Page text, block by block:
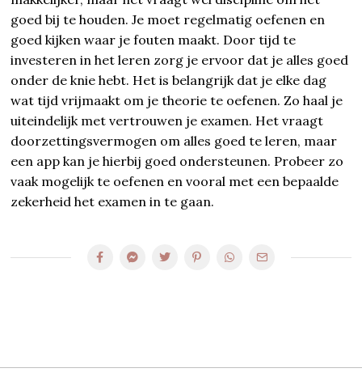
goed bij te houden. Je moet regelmatig oefenen en
goed kijken waar je fouten maakt. Door tijd te
investeren in het leren zorg je ervoor dat je alles goed
onder de knie hebt. Het is belangrijk dat je elke dag
wat tijd vrijmaakt om je theorie te oefenen. Zo haal je
uiteindelijk met vertrouwen je examen. Het vraagt
doorzettingsvermogen om alles goed te leren, maar
een app kan je hierbij goed ondersteunen. Probeer zo
vaak mogelijk te oefenen en vooral met een bepaalde
zekerheid het examen in te gaan.